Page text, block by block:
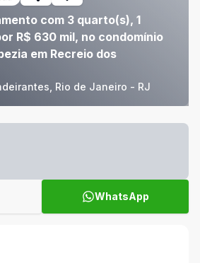
com 3 quarto(s), 1
R$ 630 mil, no condomínio
em Recreio dos
Rio de Janeiro - RJ
WhatsApp